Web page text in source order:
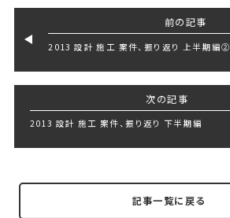
前の記事
2013 設計 施工 案件、振り返り 上半期編②
次の記事
2013 設計 施工 案件、振り返り 下半期編
記事一覧に戻る